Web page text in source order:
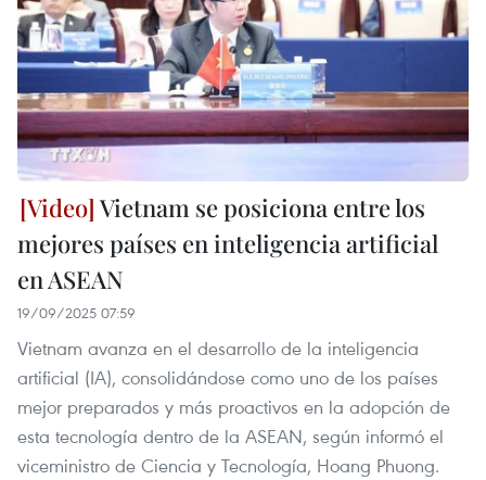
Vietnam se posiciona entre los
mejores países en inteligencia artificial
en ASEAN
19/09/2025 07:59
Vietnam avanza en el desarrollo de la inteligencia
artificial (IA), consolidándose como uno de los países
mejor preparados y más proactivos en la adopción de
esta tecnología dentro de la ASEAN, según informó el
viceministro de Ciencia y Tecnología, Hoang Phuong.